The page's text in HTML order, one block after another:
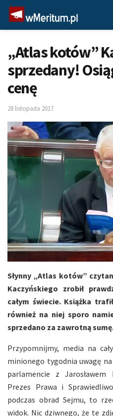
„Atlas kotów”
sprzedany!
cenę
28 listopada 2017
Słynny „Atlas kotów”
Kaczyńskiego zrobił
całym świecie. Książka
również na niej sporo
sprzedano za zawrotną
Przypomnijmy, media na
minionego tygodnia uwagę
parlamencie z
Prezes Prawa i
podczas obrad Sejmu, to
widok. Nic dziwnego, że te